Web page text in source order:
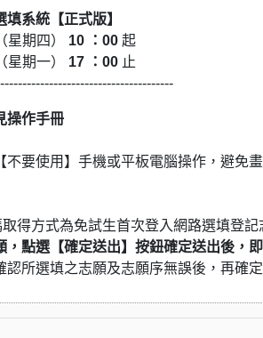
系統【正式版】
星期四） 10 ：00 起
星期一） 17 ：00 止
操作手冊
要使用】手機或平板電腦操作，避免
得方式為免試生首次登入網路選填登記
，點選【確定送出】按鈕確定送出後，
認所選填之志願及志願序無誤後，再確